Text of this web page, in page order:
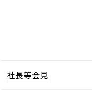
社長等会見